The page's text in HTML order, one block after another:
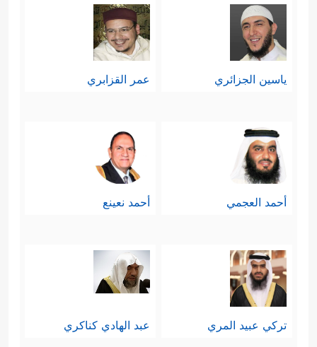
ياسين الجزائري عمر القزابري
أحمد العجمي أحمد نعينع
تركي عبيد المري عبد الهادي كناكري